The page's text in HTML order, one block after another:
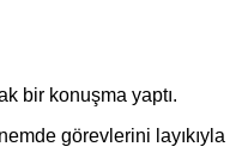
bir konuşma yaptı.
görevlerini layıkıyla